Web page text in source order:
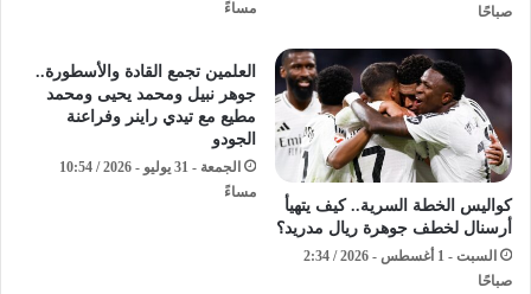
صباحًا مساءً
كواليس الخطة السرية.. كيف يتهيأ
أرسنال لخطف جوهرة ريال مدريد؟
السبت - 1 أغسطس - 2026 / 2:34
صباحًا
​العلمين تجمع القادة والأسطورة..
جوهر نبيل ومحمد يحيى ومحمد
مطيع مع تيدي راينر وفراعنة
الجودو ​
الجمعة - 31 يوليو - 2026 / 10:54
مساءً